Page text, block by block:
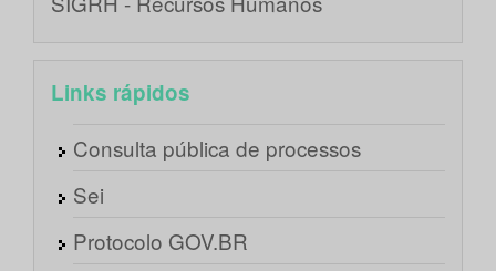
Links rápidos
Consulta pública de processos
Sei
Protocolo GOV.BR